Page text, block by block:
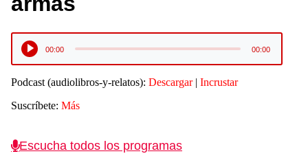
Reproductor
audio
00:00 00:00
Podcast (audiolibros-y-relatos): Descargar| Incrustar
Suscríbete: Más
Escucha todos los programas